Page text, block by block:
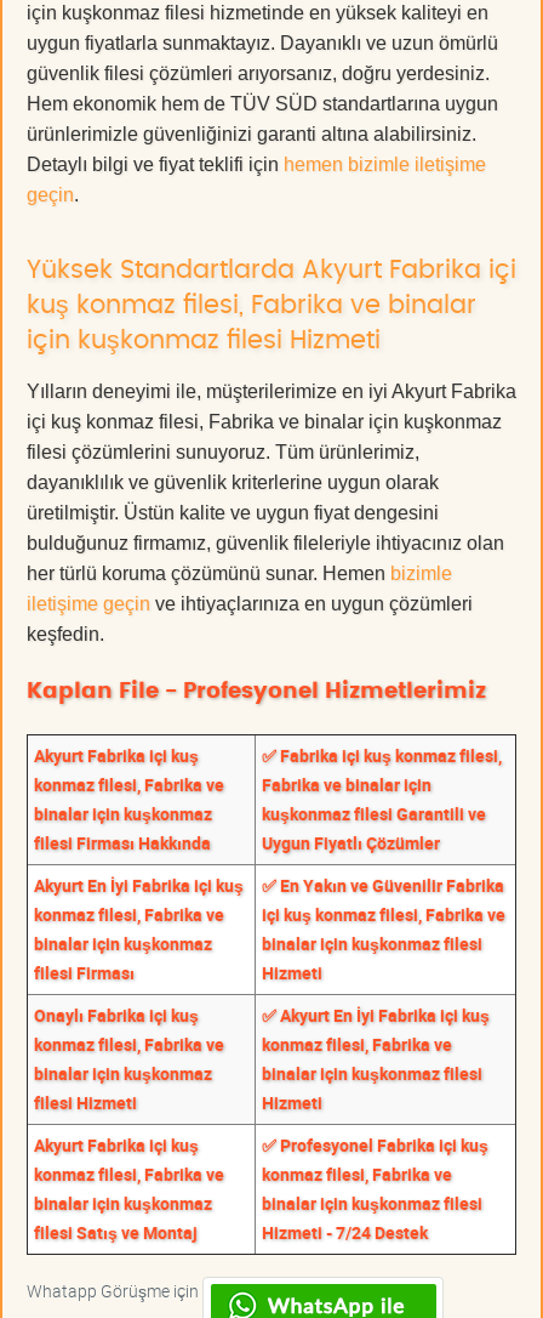
için kuşkonmaz filesi hizmetinde en yüksek kaliteyi en
uygun fiyatlarla sunmaktayız. Dayanıklı ve uzun ömürlü
güvenlik filesi çözümleri arıyorsanız, doğru yerdesiniz.
Hem ekonomik hem de TÜV SÜD standartlarına uygun
ürünlerimizle güvenliğinizi garanti altına alabilirsiniz.
Detaylı bilgi ve fiyat teklifi için hemen bizimle iletişime
geçin.
Yüksek Standartlarda Akyurt Fabrika içi
kuş konmaz filesi, Fabrika ve binalar
için kuşkonmaz filesi Hizmeti
Yılların deneyimi ile, müşterilerimize en iyi Akyurt Fabrika
içi kuş konmaz filesi, Fabrika ve binalar için kuşkonmaz
filesi çözümlerini sunuyoruz. Tüm ürünlerimiz,
dayanıklılık ve güvenlik kriterlerine uygun olarak
üretilmiştir. Üstün kalite ve uygun fiyat dengesini
bulduğunuz firmamız, güvenlik fileleriyle ihtiyacınız olan
her türlü koruma çözümünü sunar. Hemen bizimle
iletişime geçin ve ihtiyaçlarınıza en uygun çözümleri
keşfedin.
Kaplan File - Profesyonel Hizmetlerimiz
Akyurt Fabrika içi kuş
konmaz filesi, Fabrika ve
binalar için kuşkonmaz
filesi Firması Hakkında
✅ Fabrika içi kuş konmaz filesi,
Fabrika ve binalar için
kuşkonmaz filesi Garantili ve
Uygun Fiyatlı Çözümler
Akyurt En İyi Fabrika içi kuş
konmaz filesi, Fabrika ve
binalar için kuşkonmaz
filesi Firması
✅ En Yakın ve Güvenilir Fabrika
içi kuş konmaz filesi, Fabrika ve
binalar için kuşkonmaz filesi
Hizmeti
Onaylı Fabrika içi kuş
konmaz filesi, Fabrika ve
binalar için kuşkonmaz
filesi Hizmeti
✅ Akyurt En İyi Fabrika içi kuş
konmaz filesi, Fabrika ve
binalar için kuşkonmaz filesi
Hizmeti
Akyurt Fabrika içi kuş
konmaz filesi, Fabrika ve
binalar için kuşkonmaz
filesi Satış ve Montaj
✅ Profesyonel Fabrika içi kuş
konmaz filesi, Fabrika ve
binalar için kuşkonmaz filesi
Hizmeti - 7/24 Destek
Whatapp Görüşme için